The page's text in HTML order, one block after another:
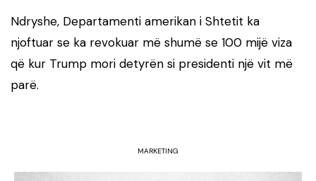
Ndryshe, Departamenti amerikan i Shtetit ka
njoftuar se ka revokuar më shumë se 100 mijë viza
që kur Trump mori detyrën si presidenti një vit më
parë.
MARKETING